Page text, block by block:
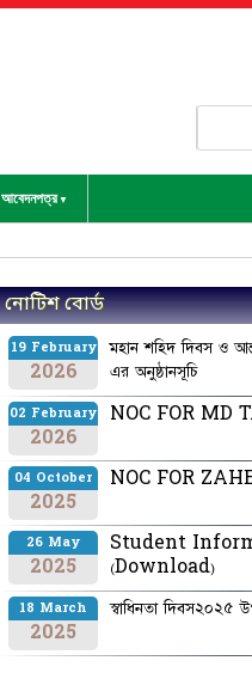
আবেদনপত্র
নোটিশ বোর্ড
19 February
2026
মহান শহিদ দিবস ও
এর অনুষ্ঠানসূচি
02 February
2026
NOC FOR MD
04 October
2025
NOC FOR
26 May
2025
Student
(Download)
18 March
2025
স্বাধিনতা দিবস২০২৫